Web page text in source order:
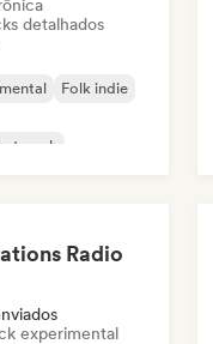
detalhados
Folk indie
punk
Radio
experimental